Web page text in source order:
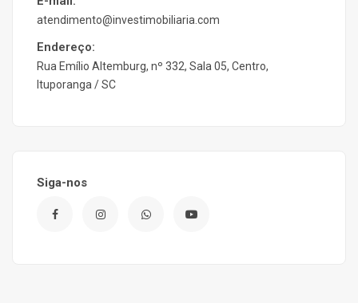
atendimento@investimobiliaria.com
Endereço:
Rua Emílio Altemburg, nº 332, Sala 05, Centro,
Ituporanga / SC
Siga-nos